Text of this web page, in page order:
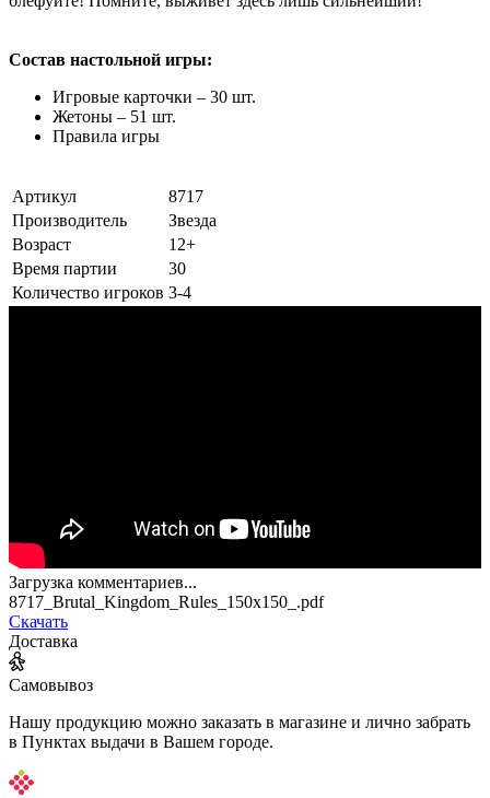
Состав настольной игры:
Игровые карточки – 30 шт.
Жетоны – 51 шт.
Правила игры
Артикул
8717
Производитель
Звезда
Возраст
12+
Время партии
30
Количество игроков 3-4
Загрузка комментариев...
8717_Brutal_Kingdom_Rules_150x150_.pdf
Скачать
Доставка
Самовывоз
Нашу продукцию можно заказать в магазине и лично забрать
в Пунктах выдачи в Вашем городе.